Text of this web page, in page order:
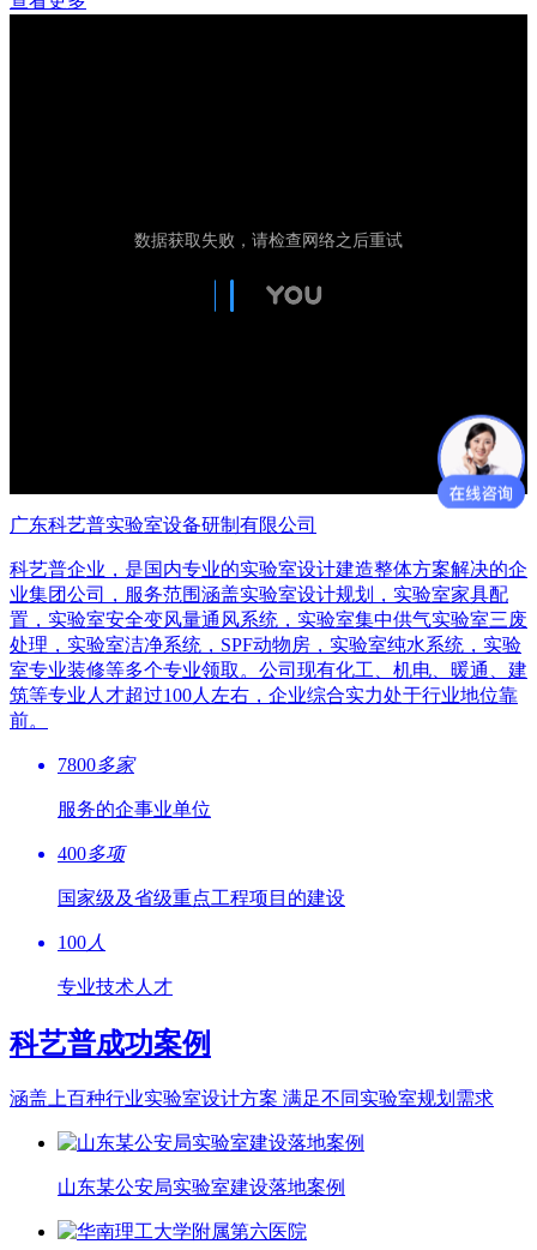
广东科艺普实验室设备研制有限公司
科艺普企业，是国内专业的实验室设计建造整体方案解决的企
业集团公司，服务范围涵盖实验室设计规划，实验室家具配
置，实验室安全变风量通风系统，实验室集中供气实验室三废
处理，实验室洁净系统，SPF动物房，实验室纯水系统，实验
室专业装修等多个专业领取。公司现有化工、机电、暖通、建
筑等专业人才超过100人左右，企业综合实力处于行业地位靠
前。
7800多家
服务的企事业单位
400多项
国家级及省级重点工程项目的建设
100 人
专业技术人才
科艺普成功案例
涵盖上百种行业实验室设计方案 满足不同实验室规划需求
山东某公安局实验室建设落地案例